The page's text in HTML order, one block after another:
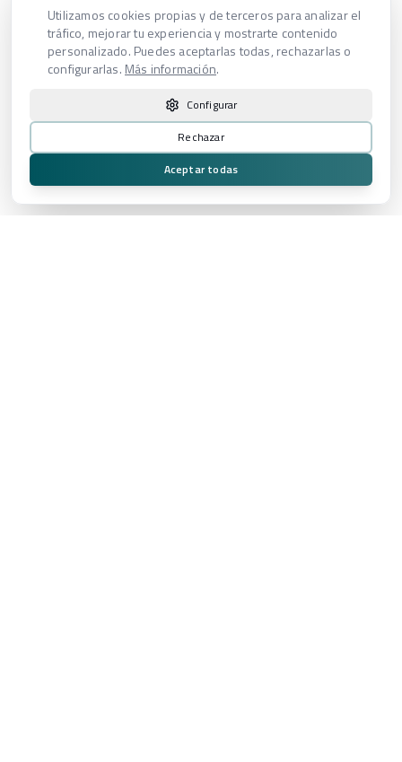
Utilizamos cookies propias y de terceros para analizar el
tráfico, mejorar tu experiencia y mostrarte contenido
personalizado. Puedes aceptarlas todas, rechazarlas o
configurarlas. Más información.
Configurar
Rechazar
Aceptar todas